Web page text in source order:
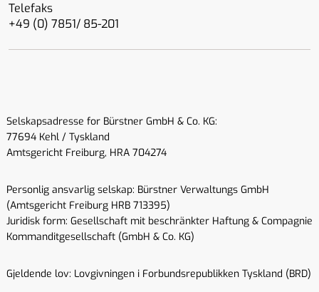
Telefaks
+49 (0) 7851/ 85-201
Selskapsadresse for Bürstner GmbH & Co. KG:
77694 Kehl / Tyskland
Amtsgericht Freiburg, HRA 704274
Personlig ansvarlig selskap: Bürstner Verwaltungs GmbH
(Amtsgericht Freiburg HRB 713395)
Juridisk form: Gesellschaft mit beschränkter Haftung & Compagnie
Kommanditgesellschaft (GmbH & Co. KG)
Gjeldende lov: Lovgivningen i Forbundsrepublikken Tyskland (BRD)